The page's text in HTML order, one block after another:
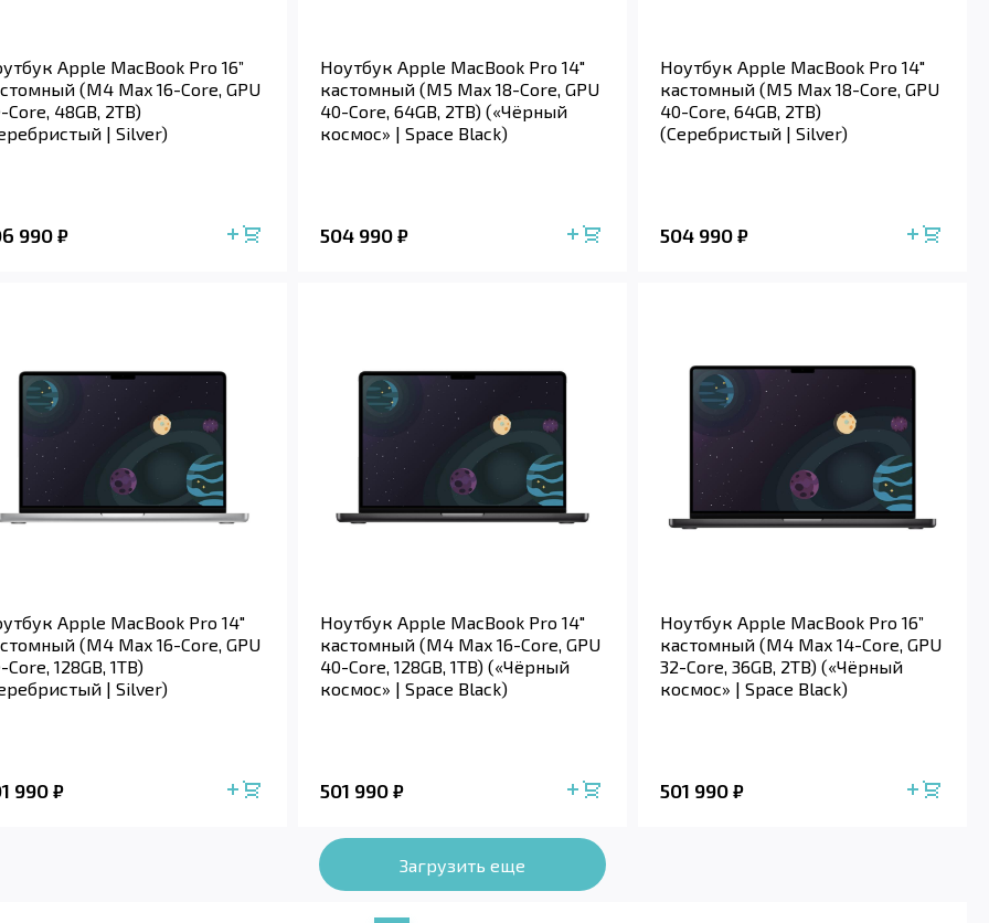
Apple MacBook Pro 16”
(M4 Max 16-Core, GPU
Core, 48GB, 2TB)
| Silver)
990 ₽
Ноутбук Apple MacBook Pro 14"
кастомный (M5 Max 18-Core, GPU
40-Core, 64GB, 2TB) («Чёрный
космос» | Space Black)
504 990 ₽
Ноутбук Apple MacBook Pro 14"
кастомный (M5 Max 18-Core, GPU
40-Core, 64GB, 2TB)
(Серебристый | Silver)
504 990 ₽
Apple MacBook Pro 14"
(M4 Max 16-Core, GPU
128GB, 1TB)
| Silver)
990₽
Ноутбук Apple MacBook Pro 14"
кастомный (M4 Max 16-Core, GPU
40-Core, 128GB, 1TB) («Чёрный
космос» | Space Black)
501 990 ₽
Ноутбук Apple MacBook Pro 16”
кастомный (M4 Max 14-Core, GPU
32-Core, 36GB, 2TB) («Чёрный
космос» | Space Black)
501 990 ₽
Загрузить еще